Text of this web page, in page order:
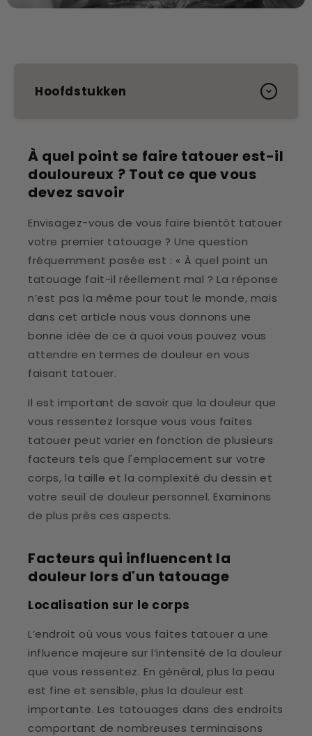
Hoofdstukken
À quel point se faire tatouer est-il
douloureux ? Tout ce que vous
devez savoir
Envisagez-vous de vous faire bientôt tatouer
votre premier tatouage ? Une question
fréquemment posée est : « À quel point un
tatouage fait-il réellement mal ? La réponse
n’est pas la même pour tout le monde, mais
dans cet article nous vous donnons une
bonne idée de ce à quoi vous pouvez vous
attendre en termes de douleur en vous
faisant tatouer.
Il est important de savoir que la douleur que
vous ressentez lorsque vous vous faites
tatouer peut varier en fonction de plusieurs
facteurs tels que l'emplacement sur votre
corps, la taille et la complexité du dessin et
votre seuil de douleur personnel. Examinons
de plus près ces aspects.
Facteurs qui influencent la
douleur lors d'un tatouage
Localisation sur le corps
L’endroit où vous vous faites tatouer a une
influence majeure sur l’intensité de la douleur
que vous ressentez. En général, plus la peau
est fine et sensible, plus la douleur est
importante. Les tatouages ​​​​dans des endroits
comportant de nombreuses terminaisons